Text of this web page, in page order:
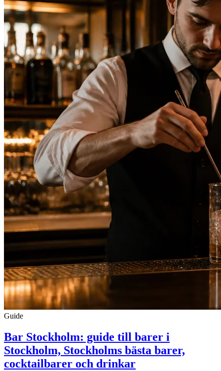
Guide
Bar Stockholm: guide till barer i
Stockholm, Stockholms bästa barer,
cocktailbarer och drinkar